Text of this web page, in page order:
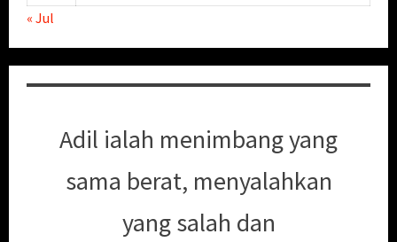
« Jul
Adil ialah menimbang yang
sama berat, menyalahkan
yang salah dan